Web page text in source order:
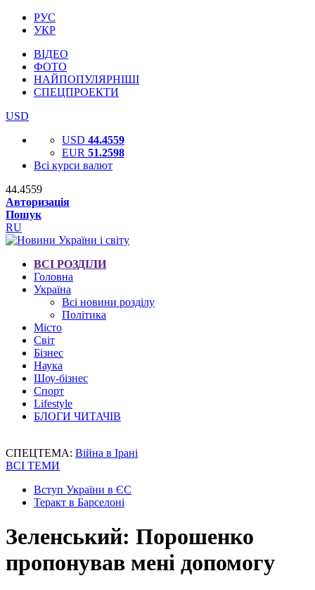
РУС
УКР
ВІДЕО
ФОТО
НАЙПОПУЛЯРНІШІ
СПЕЦПРОЕКТИ
USD
USD 44.4559
EUR 51.2598
Всі курси валют
44.4559
Авторизація
Пошук
RU
ВСІ РОЗДІЛИ
Головна
Україна
Всі новини розділу
Політика
Місто
Світ
Бізнес
Наука
Шоу-бізнес
Спорт
Lifestyle
БЛОГИ ЧИТАЧІВ
СПЕЦТЕМА: Війна в Ірані
ВСІ ТЕМИ
Вступ України в ЄС
Теракт в Барселоні
Зеленський: Порошенко
пропонував мені допомогу